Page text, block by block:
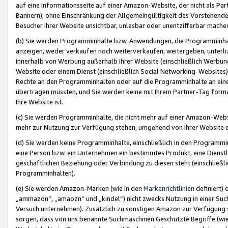
auf eine Informationsseite auf einer Amazon-Website, der nicht als
Bannern); ohne Einschränkung der Allgemeingültigkeit des
Besucher Ihrer Website unsichtbar, unlesbar oder unentzifferbar
(b) Sie werden Programminhalte bzw. Anwendungen, die
anzeigen, weder verkaufen noch weiterverkaufen, weitergeben,
innerhalb von Werbung außerhalb Ihrer Website (einschließlich
Website oder einem Dienst (einschließlich Social Networking-
Rechte an den Programminhalten oder auf die Programminhalte an
übertragen müssten, und Sie werden keine mit Ihrem Partner-Tag
Ihre Website ist.
(c) Sie werden Programminhalte, die nicht mehr auf einer Amazon-
mehr zur Nutzung zur Verfügung stehen, umgehend von Ihrer
(d) Sie werden keine Programminhalte, einschließlich in den
eine Person bzw. ein Unternehmen ein bestimmtes Produkt, eine
geschäftlichen Beziehung oder Verbindung zu diesen steht
Programminhalten).
(e) Sie werden Amazon-Marken (wie in den Markenrichtlinien definiert)
„ammazon“, „amaozn“ und „kindel“) nicht zwecks Nutzung in einer
Versuch unternehmen). Zusätzlich zu sonstigen Amazon zur
sorgen, dass von uns benannte Suchmaschinen Geschützte Begriffe